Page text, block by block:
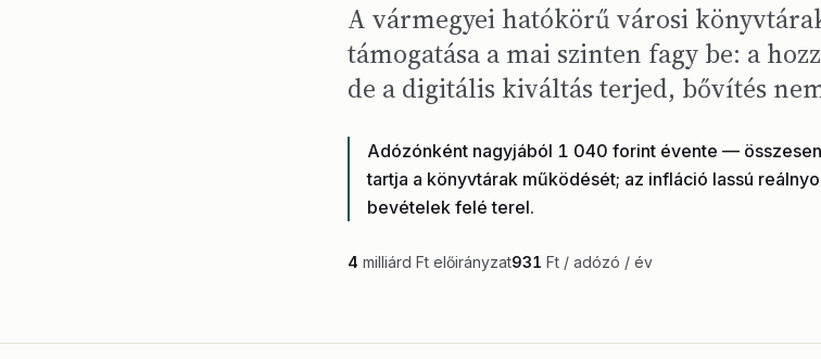
A vármegyei hatókörű városi
támogatása a mai szinten fagy be: a
de a digitális kiváltás terjed, bővítés
Adózónként nagyjából 1 040 forint évente —
tartja a könyvtárak működését; az infláció lassú
bevételek felé terel.
4 milliárd Ft előirányzat931 Ft / adózó / év